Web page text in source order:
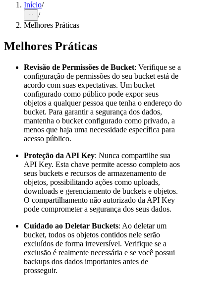
Início/
/
Melhores Práticas
Melhores Práticas
Revisão de Permissões de Bucket: Verifique se a
configuração de permissões do seu bucket está de
acordo com suas expectativas. Um bucket
configurado como público pode expor seus
objetos a qualquer pessoa que tenha o endereço do
bucket. Para garantir a segurança dos dados,
mantenha o bucket configurado como privado, a
menos que haja uma necessidade específica para
acesso público.
Proteção da API Key: Nunca compartilhe sua
API Key. Esta chave permite acesso completo aos
seus buckets e recursos de armazenamento de
objetos, possibilitando ações como uploads,
downloads e gerenciamento de buckets e objetos.
O compartilhamento não autorizado da API Key
pode comprometer a segurança dos seus dados.
Cuidado ao Deletar Buckets: Ao deletar um
bucket, todos os objetos contidos nele serão
excluídos de forma irreversível. Verifique se a
exclusão é realmente necessária e se você possui
backups dos dados importantes antes de
prosseguir.